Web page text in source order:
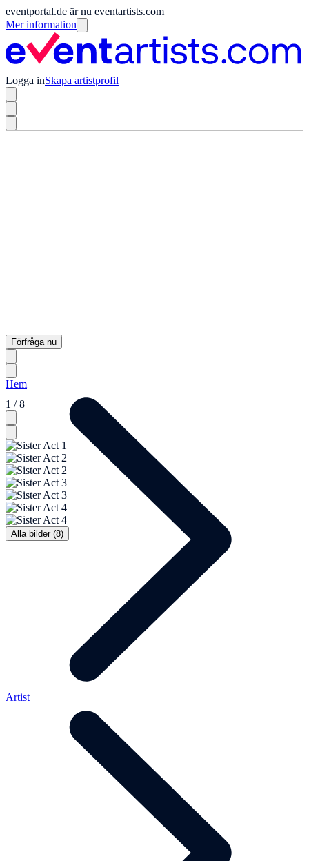
eventportal.de är nu eventartists.com
Mer information
Logga inSkapa artistprofil
1 / 8
Alla bilder (8)
Förfråga nu
Hem
Artist